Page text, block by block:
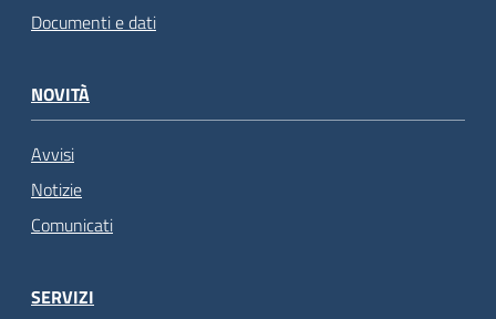
Documenti e dati
NOVITÀ
Avvisi
Notizie
Comunicati
SERVIZI